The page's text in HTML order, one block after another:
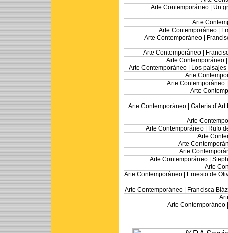
Arte Contemporáneo | Un
Arte
Arte Contemporáneo |
Arte Contemporáneo |
Arte Contemporáneo |
Arte Contemporáneo
Arte Contemporáneo |
Los
Arte
Arte Contemporáneo
Arte
Arte Contemporáneo | Galería
Arte
Arte Contemporáneo |
Rufo
Arte
Arte
Arte
Arte Contemporáneo |
Arte
Arte Contemporáneo |
Ernesto de
Arte Contemporáneo |
Francisca
Arte Contemporáneo